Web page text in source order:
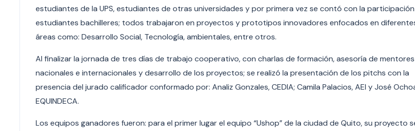
estudiantes de la UPS, estudiantes de otras universidades y por primera vez se contó con la
estudiantes bachilleres; todos trabajaron en proyectos y prototipos innovadores enfocados en
áreas como: Desarrollo Social, Tecnología, ambientales, entre otros.
Al finalizar la jornada de tres días de trabajo cooperativo, con charlas de formación, asesoría de mentores
nacionales e internacionales y desarrollo de los proyectos; se realizó la presentación de los pitchs con la
presencia del jurado calificador conformado por: Analiz Gonzales, CEDIA; Camila Palacios, AEI y José
EQUINDECA.
Los equipos ganadores fueron: para el primer lugar el equipo “Ushop” de la ciudad de Quito, su proyecto